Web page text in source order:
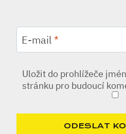
E-mail *
Uložit do prohlížeče
stránku pro budoucí